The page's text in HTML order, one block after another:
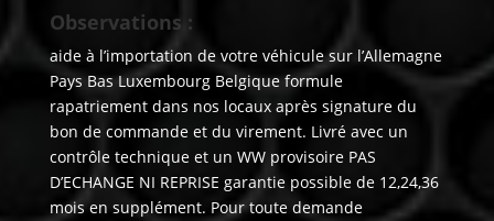
Observations :
aide à l’importation de votre véhicule sur l’Allemagne
Pays Bas Luxembourg Belgique formule
rapatriement dans nos locaux après signature du
bon de commande et du virement. Livré avec un
contrôle technique et un WW provisoire PAS
D’ECHANGE NI REPRISE garantie possible de 12,24,36
mois en supplément. Pour toute demande